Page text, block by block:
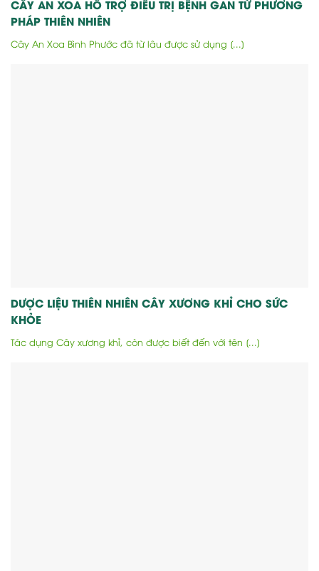
CÂY AN XOA HỖ TRỢ ĐIỀU TRỊ BỆNH GAN TỪ PHƯƠNG
PHÁP THIÊN NHIÊN
Cây An Xoa Bình Phước đã từ lâu được sử dụng [...]
DƯỢC LIỆU THIÊN NHIÊN CÂY XƯƠNG KHỈ CHO SỨC
KHỎE
Tác dụng Cây xương khỉ, còn được biết đến với tên [...]